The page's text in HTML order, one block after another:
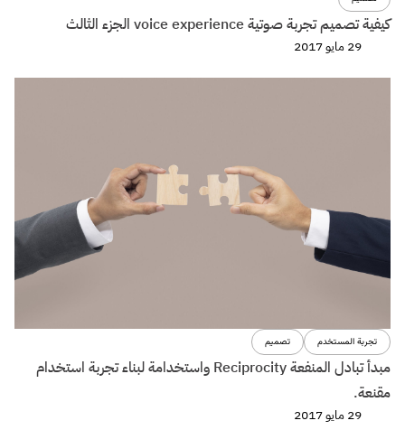
كيفية تصميم تجربة صوتية voice experience الجزء الثالث
29 مايو 2017
تجربة المستخدم تصميم
مبدأ تبادل المنفعة Reciprocity واستخدامة لبناء تجربة استخدام
مقنعة.
29 مايو 2017